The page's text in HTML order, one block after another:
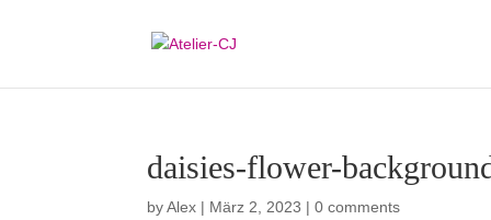
daisies-flower-
byAlex | März 2, 2023 |0 comments